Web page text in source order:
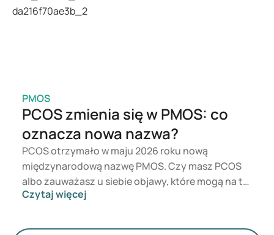
PMOS
PCOS zmienia się w PMOS: co
oznacza nowa nazwa?
PCOS otrzymało w maju 2026 roku nową
międzynarodową nazwę PMOS. Czy masz PCOS
albo zauważasz u siebie objawy, które mogą na to
wskazywać? Z medycznego punktu widzenia nic
podkreśla jednak większe znaczenie hormonów,
Czytaj więcej